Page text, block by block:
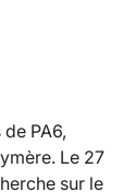
PA6,
Le 27
sur le